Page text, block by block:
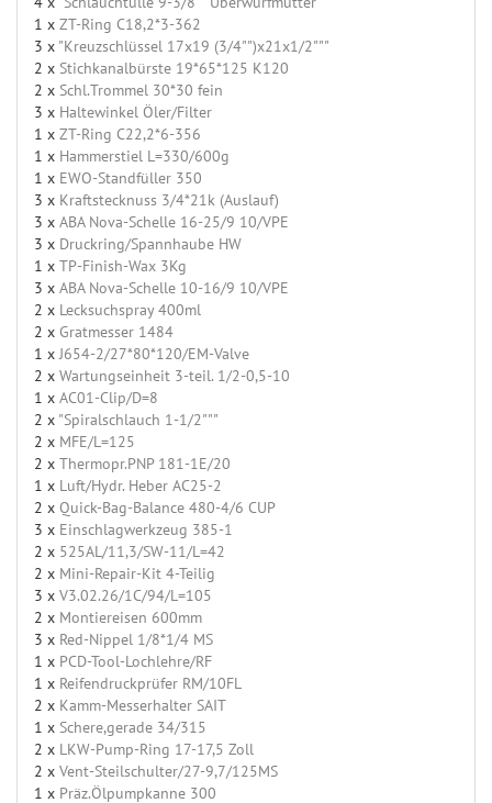
1 x ZT-Ring C18,2*3-362
3 x "Kreuzschlüssel 17x19 (3/4"")x21x1/2"""
2 x Stichkanalbürste 19*65*125 K120
2 x Schl.Trommel 30*30 fein
3 x Haltewinkel Öler/Filter
1 x ZT-Ring C22,2*6-356
1 x Hammerstiel L=330/600g
1 x EWO-Standfüller 350
3 x Kraftstecknuss 3/4*21k (Auslauf)
3 x ABA Nova-Schelle 16-25/9 10/VPE
3 x Druckring/Spannhaube HW
1 x TP-Finish-Wax 3Kg
3 x ABA Nova-Schelle 10-16/9 10/VPE
2 x Lecksuchspray 400ml
2 x Gratmesser 1484
1 xJ654-2/27*80*120/EM-Valve
2 x Wartungseinheit 3-teil. 1/2-0,5-10
1 x AC01-Clip/D=8
2 x "Spiralschlauch 1-1/2"""
2 x MFE/L=125
2 x Thermopr.PNP 181-1E/20
1 x Luft/Hydr. Heber AC25-2
2 x Quick-Bag-Balance 480-4/6 CUP
3 x Einschlagwerkzeug 385-1
2 x 525AL/11,3/SW-11/L=42
2 x Mini-Repair-Kit 4-Teilig
3 x V3.02.26/1C/94/L=105
2 x Montiereisen 600mm
3 x Red-Nippel 1/8*1/4 MS
1 x PCD-Tool-Lochlehre/RF
1 x Reifendruckprüfer RM/10FL
2 x Kamm-Messerhalter SAIT
1 x Schere,gerade 34/315
2 x LKW-Pump-Ring 17-17,5 Zoll
2 x Vent-Steilschulter/27-9,7/125MS
1 x Präz.Ölpumpkanne 300